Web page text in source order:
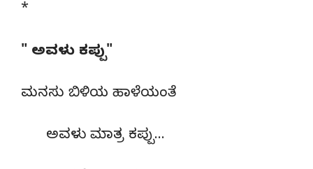
*
" ಅವಳು ಕಪ್ಪು"
ಮನಸು ಬಿಳಿಯ ಹಾಳೆಯಂತೆ
ಅವಳು ಮಾತ್ರ ಕಪ್ಪು…